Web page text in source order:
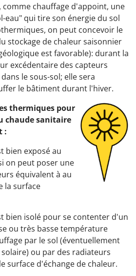
comme chauffage d'appoint, une
eau" qui tire son énergie du sol
on peut concevoir le
stockage de chaleur saisonnier
est favorable): durant la
excédentaire des capteurs
le sous-sol; elle sera
le bâtiment durant l'hiver.
thermiques pour
chaude sanitaire
:
bien exposé au
on peut poser une
équivalent à au
la surface
bien isolé pour se contenter d'un
ou très basse température
par le sol (éventuellement
ou par des radiateurs
surface d'échange de chaleur.